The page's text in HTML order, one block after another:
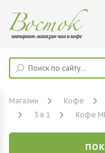
Магазин Кофе
3 в 1
Кофе